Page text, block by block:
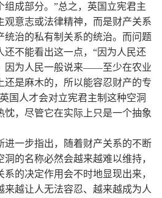
组成部分。”总之，英国立宪君主
观意志或法律精神，而是财产关系
统治的私有制关系的统治。而问题
还不能看出这一点，“因为人民还
因为人民一般说来——至少在农业
是麻木的，所以能容忍财产的专
国人才会对立宪君主制这种空洞
忱，尽管它在实际上只是一个抽象
进一步指出，随着财产关系的不断
的名称必然会越来越难以维持，
的决定作用会不时地显现出来，
来越让人无法容忍、越来越成为人